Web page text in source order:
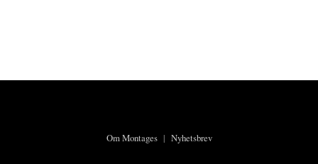
Om Montages| Nyhetsbrev